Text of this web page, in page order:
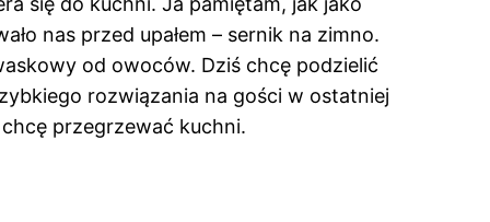
nas przed upałem – sernik na zimno.
od owoców. Dziś chcę podzielić
rozwiązania na gości w ostatniej
przegrzewać kuchni.